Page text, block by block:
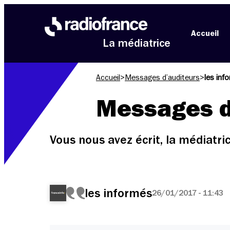
La médiatrice
Accueil
Accueil > Messages d’auditeurs> les
Messages
Vous nous avez écrit, la
les informés26/01/2017 - 11:43